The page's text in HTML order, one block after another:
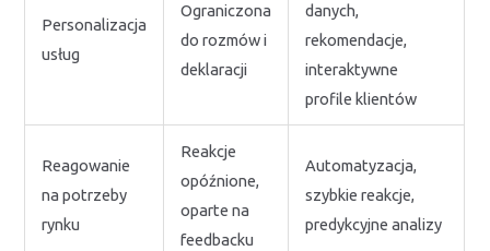
Personalizacja
usług
Ograniczona
do rozmów i
deklaracji
danych,
rekomendacje,
interaktywne
profile klientów
Reagowanie
na potrzeby
rynku
Reakcje
opóźnione,
oparte na
feedbacku
Automatyzacja,
szybkie reakcje,
predykcyjne analizy